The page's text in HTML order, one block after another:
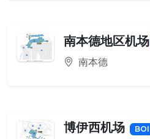
南本德地区机场
南本德
博伊西机场 BOI